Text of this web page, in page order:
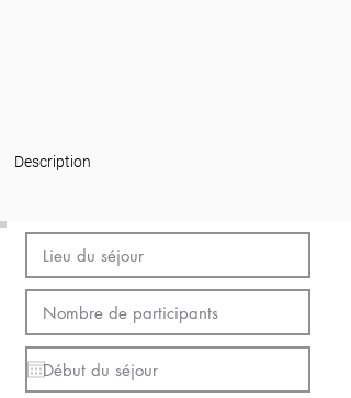
Description